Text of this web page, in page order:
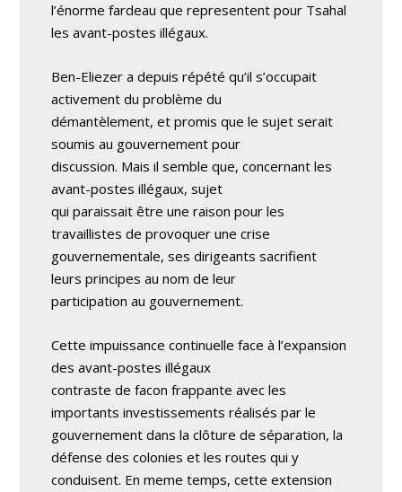
l’énorme fardeau que representent pour Tsahal
les avant-postes illégaux.
Ben-Eliezer a depuis répété qu’il s’occupait
activement du problème du
démantèlement, et promis que le sujet serait
soumis au gouvernement pour
discussion. Mais il semble que, concernant les
avant-postes illégaux, sujet
qui paraissait être une raison pour les
travaillistes de provoquer une crise
gouvernementale, ses dirigeants sacrifient
leurs principes au nom de leur
participation au gouvernement.
Cette impuissance continuelle face à l’expansion
des avant-postes illégaux
contraste de facon frappante avec les
importants investissements réalisés par le
gouvernement dans la clôture de séparation, la
défense des colonies et les routes qui y
conduisent. En meme temps, cette extension